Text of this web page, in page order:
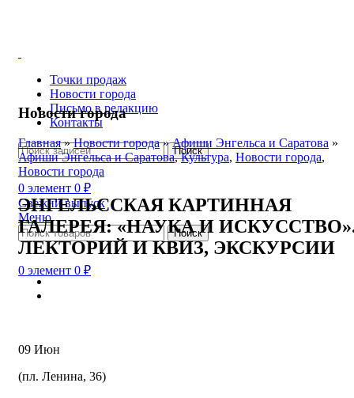
Точки продаж
Новости города
Письмо в редакцию
Контакты
Поиск
0 элемент 0 ₽
Свежий выпуск
Меню
Поиск
0 элемент 0 ₽
Новости города
Главная»Новости города»Афиши Энгельса и Саратова »
Афиши Энгельса и Саратова,Культура, Новости города,
Новости города
ЭНГЕЛЬССКАЯ КАРТИННАЯ
ГАЛЕРЕЯ: «НАУКА И
ЛЕКТОРИЙ И КВИЗ, ЭКСКУРСИИ
09 Июн
(пл. Ленина, 36)